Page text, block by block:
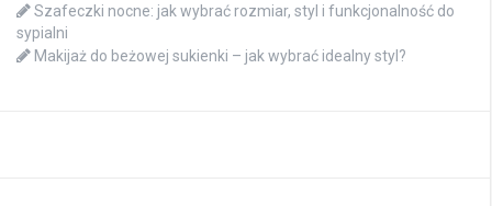
Szafeczki nocne: jak wybrać rozmiar, styl i funkcjonalność do
sypialni
Makijaż do beżowej sukienki – jak wybrać idealny styl?